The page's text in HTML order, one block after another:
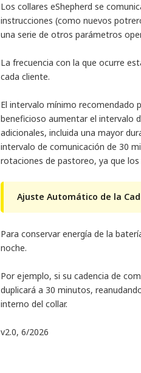
Los collares eShepherd se
instrucciones (como nuevos
una serie de otros parámetros
La frecuencia con la que ocurre
cada cliente.
El intervalo mínimo recomendado
beneficioso aumentar el intervalo
adicionales, incluida una mayor
intervalo de comunicación de 30
rotaciones de pastoreo, ya que
Ajuste Automático de la
Para conservar energía de la
noche.
Por ejemplo, si su cadencia de
duplicará a 30 minutos,
interno del collar.
v2.0, 6/2026